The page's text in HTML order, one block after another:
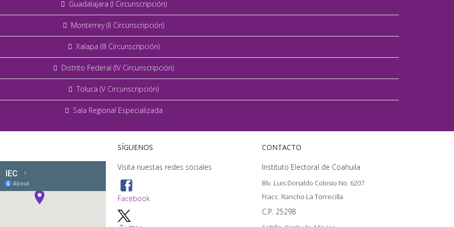
Guadalajara (I Circunscripción)
Monterrey (II Circunscripción)
Xalapa (III Circunscripción)
Distrito Federal (IV Circunscripción)
Toluca (V Circunscripción)
Sala Regional Especializada
SÍGUENOS
Visita nuestas redes sociales
Facebook
CONTACTO
Instituto Electoral de Coahuila
Blv. Luis Donaldo Colosio No. 6207
Fracc. Rancho La Torrecilla
C.P. 25298